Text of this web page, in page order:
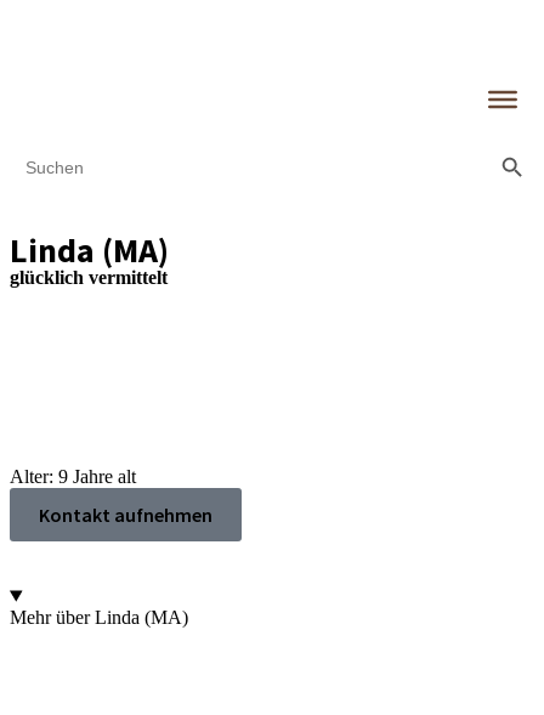
for:
Linda (MA)
glücklich vermittelt
Alter: 9 Jahre alt
Kontakt aufnehmen
Mehr über Linda (MA)